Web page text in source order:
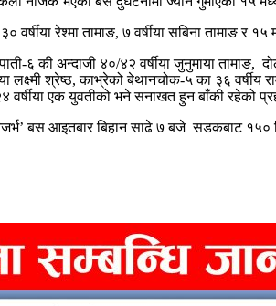
रेश्मा तामाङ, ७ वर्षीया सबिना तामाङ र १५
६ की अन्दाजी ४०/४२ वर्षीया जुनुमाया
लक्ष्मी श्रेष्ठ, काभ्रेको बेथानचोक-५ का ३६
एक युवतीको भने सनाखत हुन बाँकी रहेको
बस आइतबार बिहान साढे ७ बजे सडकबाट